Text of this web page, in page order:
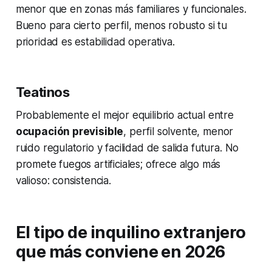
menor que en zonas más familiares y funcionales.
Bueno para cierto perfil, menos robusto si tu
prioridad es estabilidad operativa.
Teatinos
Probablemente el mejor equilibrio actual entre
ocupación previsible, perfil solvente, menor
ruido regulatorio y facilidad de salida futura. No
promete fuegos artificiales; ofrece algo más
valioso: consistencia.
El tipo de inquilino extranjero
que más conviene en 2026